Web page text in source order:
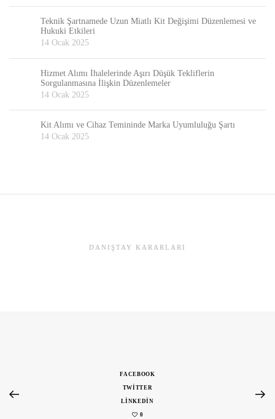
Teknik Şartnamede Uzun Miatlı Kit Değişimi Düzenlemesi ve
Hukuki Etkileri
14 Ocak 2025
Hizmet Alımı İhalelerinde Aşırı Düşük Tekliflerin
Sorgulanmasına İlişkin Düzenlemeler
14 Ocak 2025
Kit Alımı ve Cihaz Temininde Marka Uyumluluğu Şartı
14 Ocak 2025
DANIŞTAY KARARLARI
FACEBOOK
TWITTER
LINKEDIN
0